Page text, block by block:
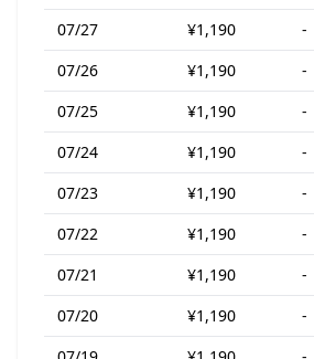
07/27
¥1,190 -
07/26
¥1,190 -
07/25
¥1,190 -
07/24
¥1,190 -
07/23
¥1,190 -
07/22
¥1,190 -
07/21
¥1,190 -
07/20
¥1,190 -